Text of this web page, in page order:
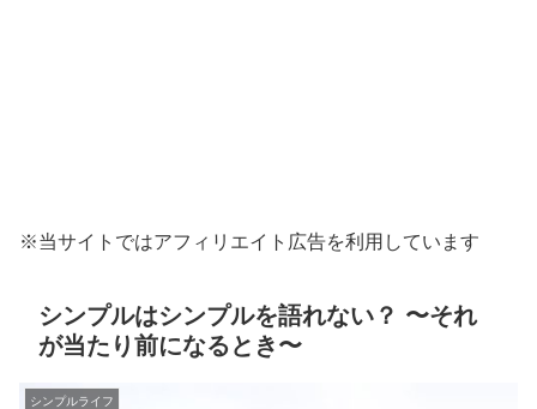
※当サイトではアフィリエイト広告を利用しています
シンプルはシンプルを語れない？ 〜それ
が当たり前になるとき〜
シンプルライフ